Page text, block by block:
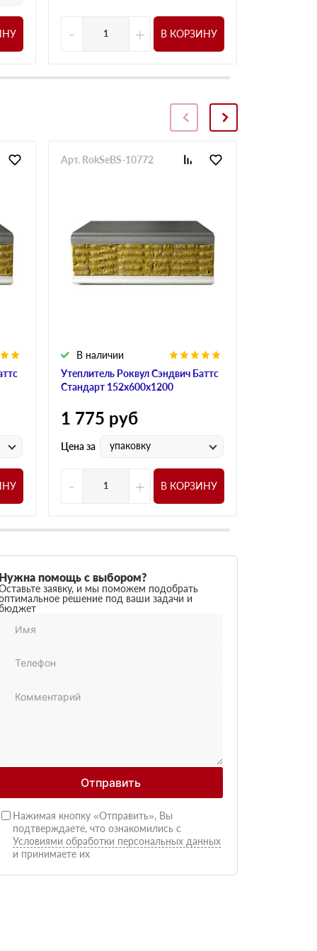
- + В КОРЗИНУ
Утеплитель Роквул Сэндвич Баттс
Стандарт 152х600х1200
В наличии
Арт. RokSeBS-10772
1 775 руб
Цена за упаковку
- + В КОРЗИНУ
Нужна помощь с выбором?
заявку, и мы поможем подобрать
решение под ваши задачи и
Отправить
Нажимая кнопку «Отправить», Вы
подтверждаете, что ознакомились с
Условиями обработки персональных данных
и принимаете их